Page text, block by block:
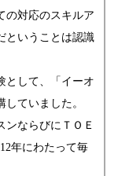
の対応のスキルア
ということは認識
として、「イーオ
ていました。
ンならびにＴＯＥ
年にわたって毎